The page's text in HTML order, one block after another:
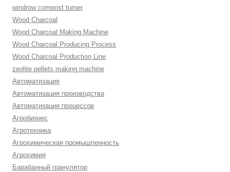
windrow compost turner
Wood Charcoal
Wood Charcoal Making Machine
Wood Charcoal Producing Process
Wood Charcoal Production Line
zeolite pellets making machine
Автоматизация
Автоматизация производства
Автоматизация процессов
Агробизнес
Агротехника
Агрохимическая промышленность
Агрохимия
Барабанный гранулятор